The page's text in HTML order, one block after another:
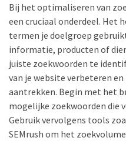
Ontgrendel
succes
met
het
OGSM
model:
Een
complete
gids
Bij het optimaliseren van
een cruciaal onderdeel. Het
termen je doelgroep
informatie, producten of
juiste zoekwoorden te
van je website verbeteren
aantrekken. Begin met het
mogelijke zoekwoorden die
Gebruik vervolgens tools
SEMrush om het